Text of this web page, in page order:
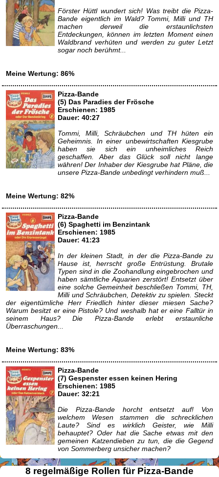
Förster Hüttl wundert sich! Was treibt die Pizza-
Bande eigentlich im Wald? Tommi, Milli und TH
machen derweil die erstaunlichsten
Entdeckungen, können im letzten Moment einen
Waldbrand verhüten und werden zu guter Letzt
sogar noch berühmt...
Meine Wertung: 86%
Pizza-Bande
(5) Das Paradies der Frösche
Erschienen: 1985
Dauer: 40:27
Tommi, Milli, Schräubchen und TH hüten ein
Geheimnis. In einer unbewirtschaften Kiesgrube
haben sie sich ein unheimliches Reich
geschaffen. Aber das Glück soll nicht lange
währen! Der Inhaber der Kiesgrube hat Pläne, die
unsere Pizza-Bande unbedingt verhindern muß...
Meine Wertung: 82%
Pizza-Bande
(6) Spaghetti im Benzintank
Erschienen: 1985
Dauer: 41:23
In der kleinen Stadt, in der die Pizza-Bande zu
Hause ist, herrscht große Entrüstung. Brutale
Typen sind in die Zoohandlung eingebrochen und
haben sämtliche Aquarien zerstört! Entsetzt über
eine solche Gemeinheit beschließen Tommi, TH,
Milli und Schräubchen, Detektiv zu spielen. Steckt
der eigentümliche Herr Friedlich hinter dieser miesen Sache?
Warum besitzt er eine Pistole? Und weshalb hat er eine Falltür in
seinem Haus? Die Pizza-Bande erlebt erstaunliche
Überraschungen...
Meine Wertung: 83%
Pizza-Bande
(7) Gespenster essen keinen Hering
Erschienen: 1985
Dauer: 32:21
Die Pizza-Bande horcht entsetzt auf! Von
welchem Wesen stammen die schrecklichen
Laute? Sind es wirklich Geister, wie Milli
behauptet? Oder hat die Sache etwas mit den
gemeinen Katzendieben zu tun, die die Gegend
von Sommerberg unsicher machen?
8 regelmäßige Rollen für Pizza-Bande